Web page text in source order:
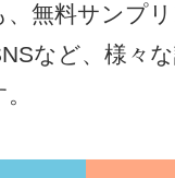
無料サンプリ
など、様々